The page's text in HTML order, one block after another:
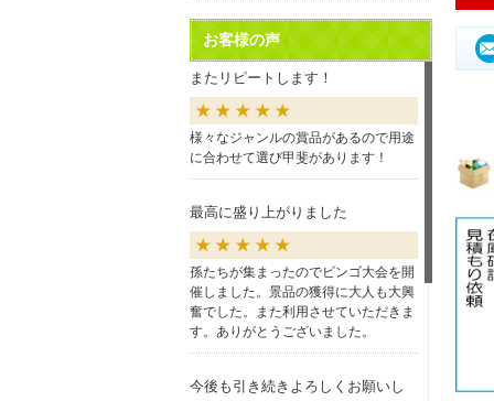
お客様の声
またリピートします！
様々なジャンルの賞品があるので用途
に合わせて選び甲斐があります！
最高に盛り上がりました
孫たちが集まったのでビンゴ大会を開
催しました。景品の獲得に大人も大興
奮でした。また利用させていただきま
す。ありがとうございました。
今後も引き続きよろしくお願いし